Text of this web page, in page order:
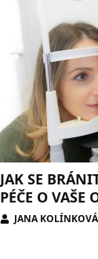
JAK SE
PÉČE O VAŠE
JANA KOLÍNKOVÁ